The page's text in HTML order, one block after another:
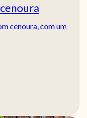
cenoura, com um